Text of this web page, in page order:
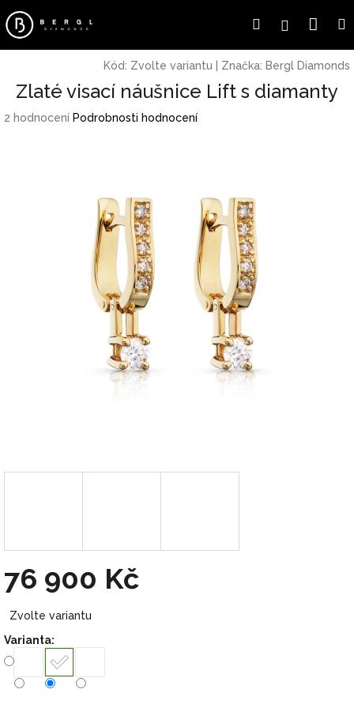
na
obsah
HledatPřihlášení
Kód: Zvolte variantu Značka: Bergl Diamonds
Zlaté visací náušnice Lift s diamanty
Průměrné
2 hodnocení Podrobnosti hodnocení
76 900 Kč
cena:
Zvolte variantu
Varianta: